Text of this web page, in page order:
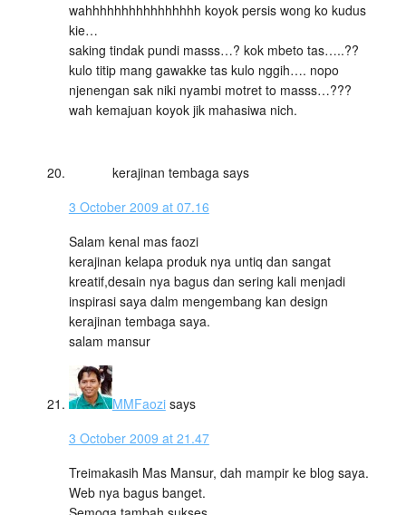
wahhhhhhhhhhhhhhhh koyok persis wong ko kudus
kie…
saking tindak pundi masss…? kok mbeto tas…..??
kulo titip mang gawakke tas kulo nggih…. nopo
njenengan sak niki nyambi motret to masss…???
wah kemajuan koyok jik mahasiwa nich.
kerajinan tembaga says
3 October 2009 at 07.16
Salam kenal mas faozi
kerajinan kelapa produk nya untiq dan sangat
kreatif,desain nya bagus dan sering kali menjadi
inspirasi saya dalm mengembang kan design
kerajinan tembaga saya.
salam mansur
MMFaozi says
3 October 2009 at 21.47
Treimakasih Mas Mansur, dah mampir ke blog saya.
Web nya bagus banget.